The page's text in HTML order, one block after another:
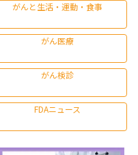
がんと生活・運動・食事
がん医療
がん検診
FDAニュース